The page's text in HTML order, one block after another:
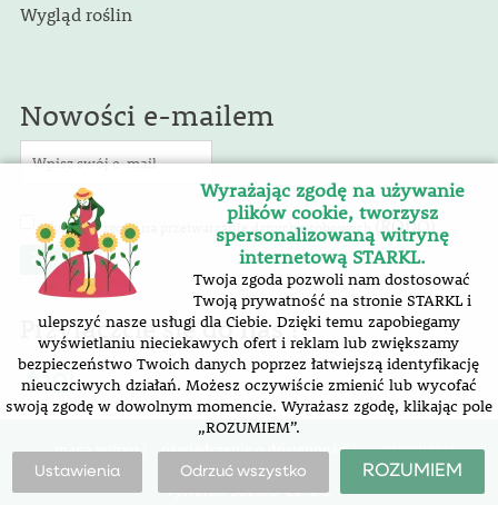
Wygląd roślin
Nowości e-mailem
Wyrażam zgodę na przetwarzanie danych osobowych (RODO)
Przyłączcie się do nas !
mapa witryn | oświadczenie o dostępności|
ustawienia
plików cookie
Vytvořilo SOFICO-CZ, a.s.
Wyrażając zgodę na używanie
plików cookie, tworzysz
spersonalizowaną witrynę
internetową STARKL.
Twoja zgoda pozwoli nam dostosować
Twoją prywatność na stronie STARKL i
ulepszyć nasze usługi dla Ciebie. Dzięki temu zapobiegamy
wyświetlaniu nieciekawych ofert i reklam lub zwiększamy
bezpieczeństwo Twoich danych poprzez łatwiejszą identyfikację
nieuczciwych działań. Możesz oczywiście zmienić lub wycofać
swoją zgodę w dowolnym momencie. Wyrażasz zgodę, klikając pole
„ROZUMIEM”.
Ustawienia Odrzuć wszystko ROZUMIEM